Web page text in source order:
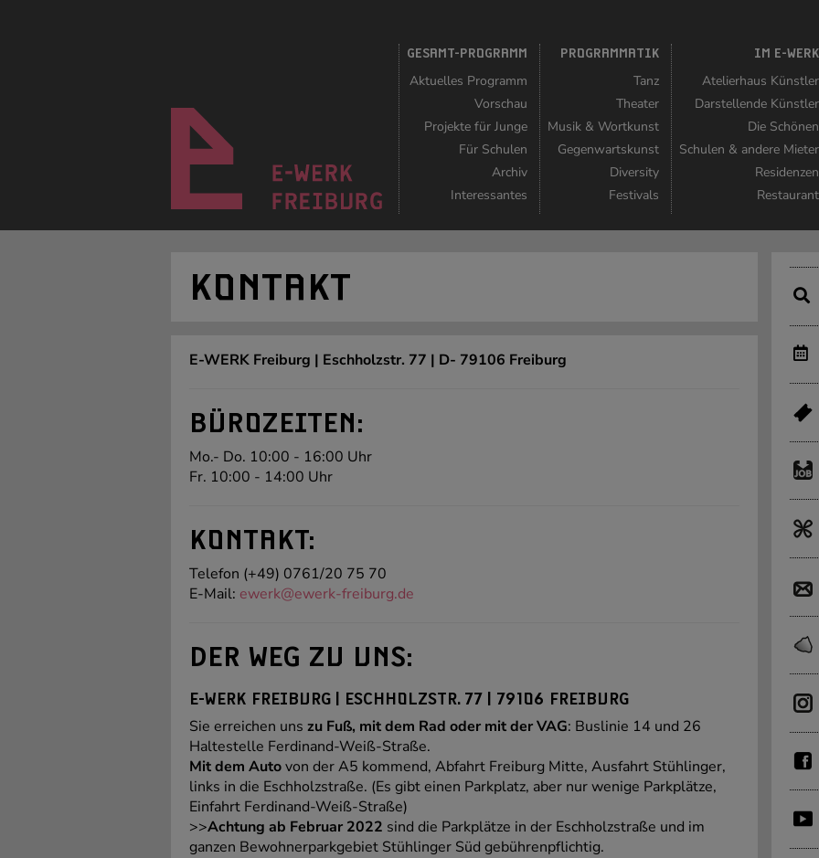
GESAMT-PROGRAMM
Aktuelles Programm
Vorschau
Projekte für Junge
Für Schulen
Archiv
Interessantes
PROGRAMMATIK
Tanz
Theater
Musik & Wortkunst
Gegenwartskunst
Diversity
Festivals
IM E-WERK
Atelierhaus Künstler
Darstellende Künstler
Die Schönen
Schulen & andere Mieter
Residenzen
Restaurant
KONTAKT
E-WERK Freiburg | Eschholzstr. 77 | D- 79106 Freiburg
BÜROZEITEN:
Mo.- Do. 10:00 - 16:00 Uhr
Fr. 10:00 - 14:00 Uhr
KONTAKT:
Telefon (+49) 0761/20 75 70
E-Mail: ewerk@ewerk-freiburg.de
DER WEG ZU UNS:
E-WERK FREIBURG | ESCHHOLZSTR. 77 | 79106 FREIBURG
Sie erreichen uns zu Fuß, mit dem Rad oder mit der VAG: Buslinie 14 und 26
Haltestelle Ferdinand-Weiß-Straße.
Mit dem Autovon der A5 kommend, Abfahrt Freiburg Mitte, Ausfahrt Stühlinger,
links in die Eschholzstraße. (Es gibt einen Parkplatz, aber nur wenige Parkplätze,
Einfahrt Ferdinand-Weiß-Straße)
>>Achtung ab Februar 2022 sind die Parkplätze in der Eschholzstraße und im
ganzen Bewohnerparkgebiet Stühlinger Süd gebührenpflichtig.